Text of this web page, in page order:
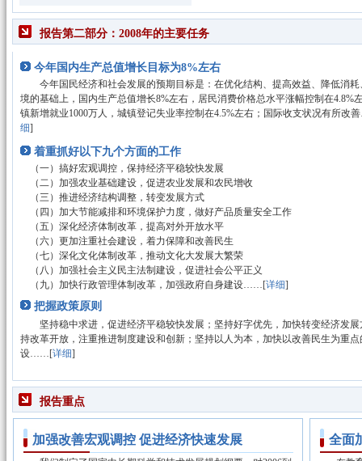
报告第二部分：2008年的主要任务
今年国内生产总值增长目标为8%左右
今年国民经济和社会发展的预期目标是：在优化结构、提高效益、降低消耗
境的基础上，国内生产总值增长8%左右，居民消费价格总水平涨幅控制在4.8%
镇新增就业1000万人，城镇登记失业率控制在4.5%左右；国际收支状况有所改
细]
着重抓好以下九个方面的工作
（一）搞好宏观调控，保持经济平稳较快发展
（二）加强农业基础建设，促进农业发展和农民增收
（三）推进经济结构调整，转变发展方式
（四）加大节能减排和环境保护力度，做好产品质量安全工作
（五）深化经济体制改革，提高对外开放水平
（六）更加注重社会建设，着力保障和改善民生
（七）深化文化体制改革，推动文化大发展大繁荣
（八）加强社会主义民主法制建设，促进社会公平正义
（九）加快行政管理体制改革，加强政府自身建设……[详细]
把握政策原则
坚持稳中求进，促进经济平稳较快发展；坚持好字优先，加快转变经济发展
持改革开放，注重推进制度建设和创新；坚持以人为本，加快以改善民生为重点
设……[详细]
报告重点
加强改善宏观调控 促进经济快速发展 全面